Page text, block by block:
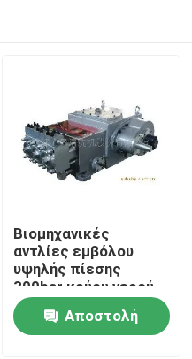
Βιομηχανικές
αντλίες εμβόλου
υψηλής πίεσης
300bar κρύου νερού
για πεδία
διυλιστηρίου
Αποστολή